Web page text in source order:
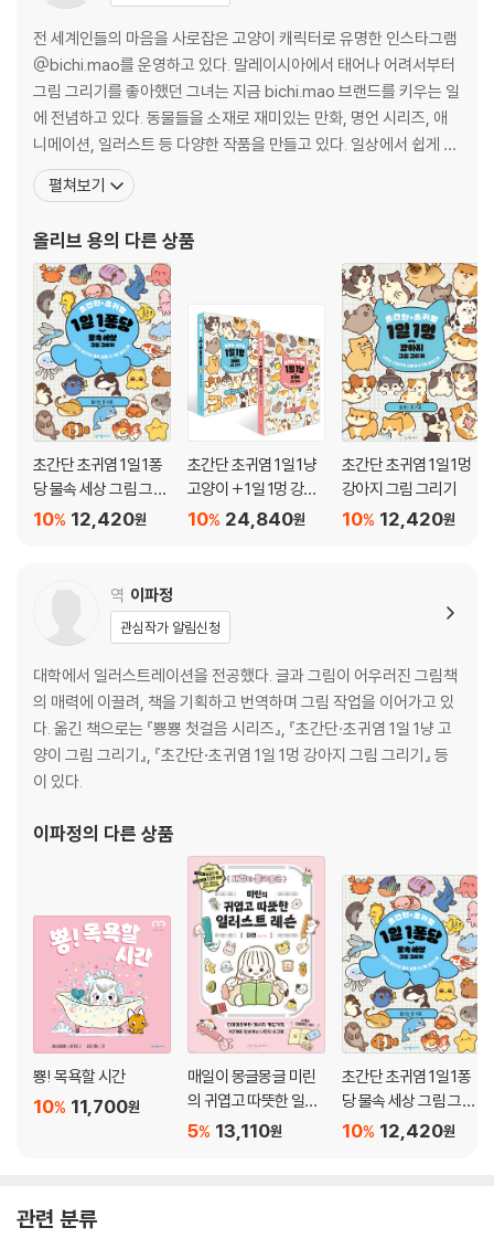
전 세계인들의 마음을 사로잡은 고양이 캐릭터로 유명한 인스타그램
@bichi.mao를 운영하고 있다. 말레이시아에서 태어나 어려서부터
그림 그리기를 좋아했던 그녀는 지금 bichi.mao 브랜드를 키우는 일
에 전념하고 있다. 동물들을 소재로 재미있는 만화, 명언 시리즈, 애
니메이션, 일러스트 등 다양한 작품을 만들고 있다. 일상에서 쉽게 공
감할 수 있는 소재들을 단순하면서도 매력적으로 그려내는 것이 특징
이다. 이런 단순함 덕분에 남녀노소 누구나 쉽게 따라 그릴 수 있어 더
만화와 일러스트로 사람들에게 따뜻하고 긍정적
펼쳐보기
올리브 용의 다른 상품
초간단 초귀염 1일 1퐁
당 물속 세상 그림 그리
기
12,420원
10%
초간단 초귀염 1일 1냥
고양이 + 1일 1멍 강아
지 그림 그리기 세트
24,840원
10%
초간단 초귀염 1일 1멍
강아지 그림 그리기
12,420원
10%
역 이파정
관심작가 알림신청
대학에서 일러스트레이션을 전공했다. 글과 그림이 어우러진 그림책
의 매력에 이끌려, 책을 기획하고 번역하며 그림 작업을 이어가고 있
다. 옮긴 책으로는 『뿅뿅 첫걸음 시리즈』, 『초간단·초귀염 1일 1냥 고
양이 그림 그리기』, 『초간단·초귀염 1일 1멍 강아지 그림 그리기』 등
이 있다.
이파정의 다른 상품
뿅! 목욕할 시간
11,700원
10%
매일이 몽글몽글 미린
의 귀엽고 따뜻한 일러
스트 레슨13,110원
5%
초간단 초귀염 1일 1퐁
당 물속 세상 그림 그리
기
12,420원
10%
관련 분류